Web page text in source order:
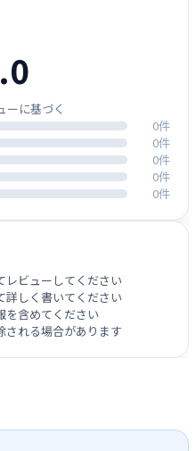
ーに基づく
0件
0件
0件
0件
0件
レビューしてください
詳しく書いてください
を含めてください
される場合があります